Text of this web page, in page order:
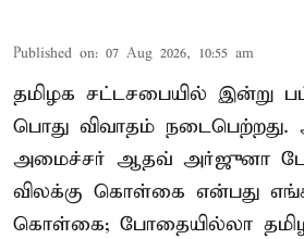
Published on: 07 Aug 2026, 10:55 am
தமிழக சட்டசபையில் இன்று
பொது விவாதம் நடைபெற்றது.
அமைச்சர் ஆதவ் அர்ஜுனா
விலக்கு கொள்கை என்பது
கொள்கை; போதையில்லா